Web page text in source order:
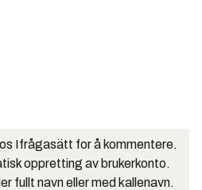
Ifrågasätt for å kommentere.
oppretting av brukerkonto.
fullt navn eller med kallenavn.